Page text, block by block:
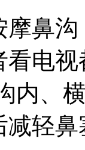
鼻
电
内、
减轻